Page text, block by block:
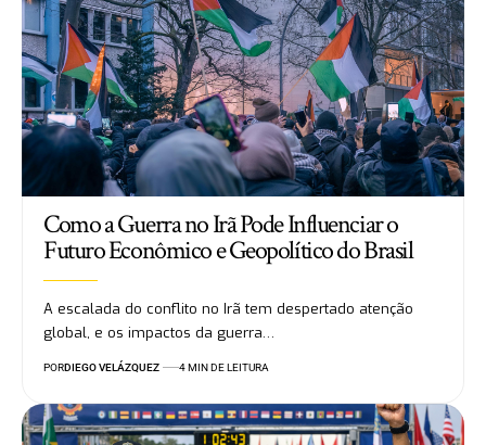
Como a Guerra no Irã Pode Influenciar o
Futuro Econômico e Geopolítico do Brasil
A escalada do conflito no Irã tem despertado atenção
global, e os impactos da guerra…
PORDIEGO VELÁZQUEZ 4 MIN DE LEITURA